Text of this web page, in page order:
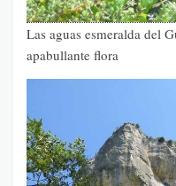
Las aguas esmeralda del
apabullante flora